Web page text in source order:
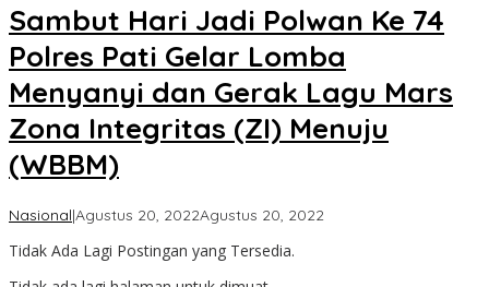
Sambut Hari Jadi Polwan Ke 74
Polres Pati Gelar Lomba
Menyanyi dan Gerak Lagu Mars
Zona Integritas (ZI) Menuju
(WBBM)
Nasional|Agustus 20, 2022Agustus 20, 2022
Tidak Ada Lagi Postingan yang Tersedia.